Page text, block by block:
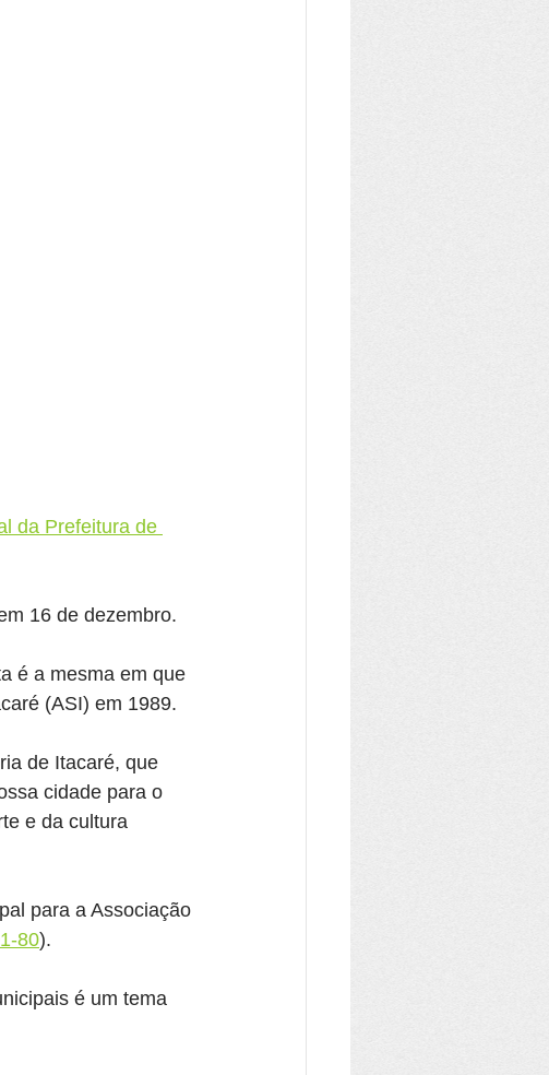
da Prefeitura de
16 de dezembro.
é a mesma em que
(ASI) em 1989.
de Itacaré, que
cidade para o
e da cultura
para a Associação
80).
é um tema